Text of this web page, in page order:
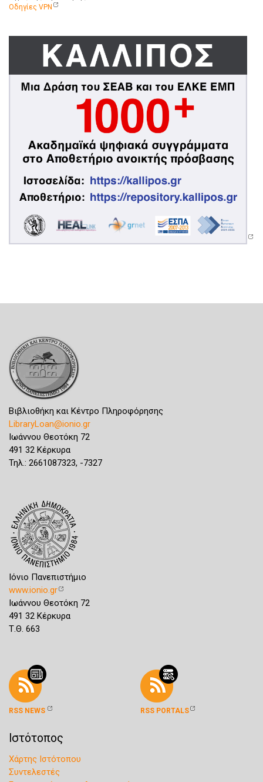
Οδηγίες VPN
Βιβλιοθήκη και Κέντρο Πληροφόρησης
LibraryLoan@ionio.gr
Ιωάννου Θεοτόκη 72
491 32 Κέρκυρα
Τηλ.: 2661087323, -7327
Ιόνιο Πανεπιστήμιο
www.ionio.gr
Ιωάννου Θεοτόκη 72
491 32 Κέρκυρα
Τ.Θ. 663
RSS NEWS RSS PORTALS
Ιστότοπος
Χάρτης Ιστότοπου
Συντελεστές